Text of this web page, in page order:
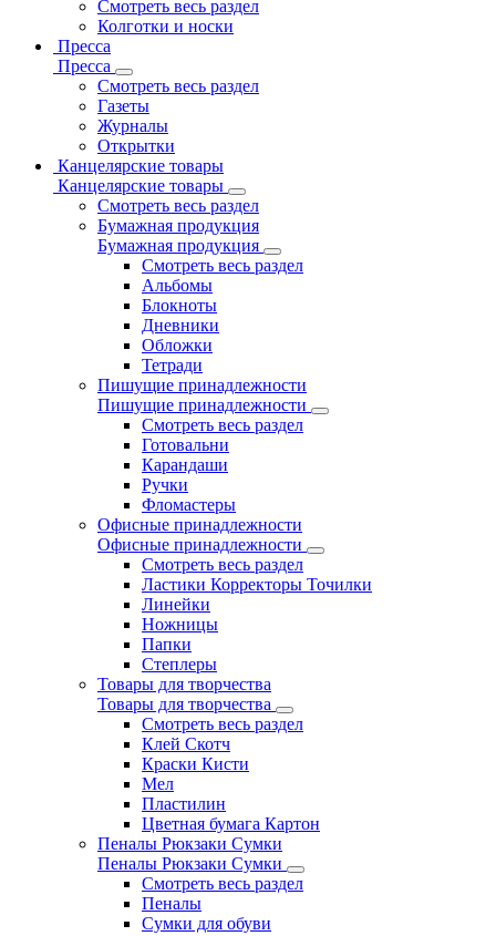
Смотреть весь раздел
Колготки и носки
Пресса
Пресса
Смотреть весь раздел
Газеты
Журналы
Открытки
Канцелярские товары
Канцелярские товары
Смотреть весь раздел
Бумажная продукция
Бумажная продукция
Смотреть весь раздел
Альбомы
Блокноты
Дневники
Обложки
Тетради
Пишущие принадлежности
Пишущие принадлежности
Смотреть весь раздел
Готовальни
Карандаши
Ручки
Фломастеры
Офисные принадлежности
Офисные принадлежности
Смотреть весь раздел
Ластики Корректоры Точилки
Линейки
Ножницы
Папки
Степлеры
Товары для творчества
Товары для творчества
Смотреть весь раздел
Клей Скотч
Краски Кисти
Мел
Пластилин
Цветная бумага Картон
Пеналы Рюкзаки Сумки
Пеналы Рюкзаки Сумки
Смотреть весь раздел
Пеналы
Сумки для обуви